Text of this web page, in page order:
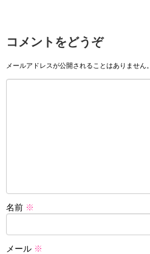
コメントをどうぞ
メールアドレスが公開されることはありません。
名前 ※
メール ※